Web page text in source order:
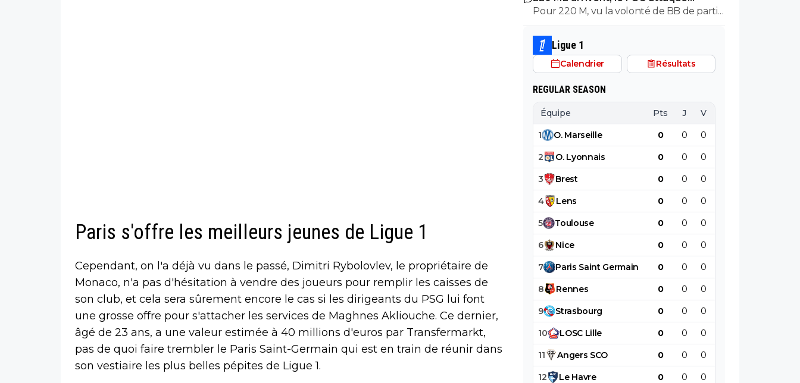
Paris s'offre les meilleurs jeunes de Ligue 1
Cependant, on l'a déjà vu dans le passé, Dimitri Rybolovlev, le propriétaire de
Monaco, n'a pas d'hésitation à vendre des joueurs pour remplir les caisses de
son club, et cela sera sûrement encore le cas si les dirigeants du PSG lui font
une grosse offre pour s'attacher les services de Maghnes Akliouche. Ce dernier,
âgé de 23 ans, a une valeur estimée à 40 millions d'euros par Transfermarkt,
pas de quoi faire trembler le Paris Saint-Germain qui est en train de réunir dans
son vestiaire les plus belles pépites de Ligue 1.
comme jamais
Pour 220 M, vu la volonté de BB de partir
et l'entourage toxique de IB on les
dépose direct chez les Anglais.
Ligue 1
Calendrier Résultats
REGULAR SEASON
Équipe Pts J V
1 O. Marseille 0 0 0
2 O. Lyonnais 0 0 0
3 Brest 0 0 0
4 Lens 0 0 0
5 Toulouse 0 0 0
6 Nice 0 0 0
7 Paris Saint Germain 0 0 0
8 Rennes 0 0 0
9 Strasbourg 0 0 0
10 LOSC Lille 0 0 0
11 Angers SCO 0 0 0
12 Le Havre 0 0 0